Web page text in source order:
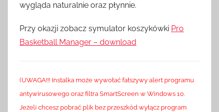
wygląda naturalnie oraz płynnie.
Przy okazji zobacz symulator koszykówki Pro
Basketball Manager – download
(UWAGA!!! Instalka może wywołać fałszywy alert programu
antywirusowego oraz filtra SmartScreen w Windows 10.
Jeżeli chcesz pobrać plik bez przeszkód wyłącz program